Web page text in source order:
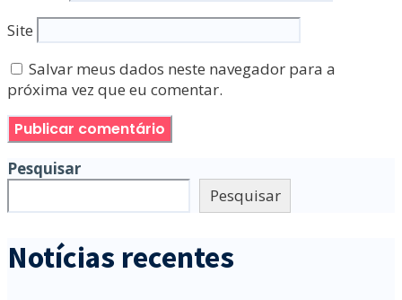
Site
Salvar meus dados neste navegador para a
próxima vez que eu comentar.
Pesquisar
Pesquisar
Notícias recentes